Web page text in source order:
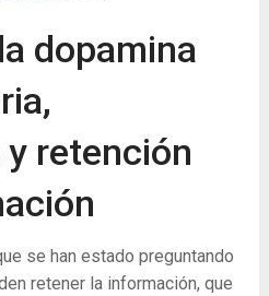
dopamina
retención
se han estado preguntando
retener la información, que